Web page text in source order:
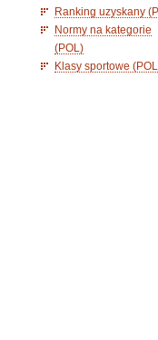
Ranking uzyskany
Normy na kategorie
(POL)
Klasy sportowe